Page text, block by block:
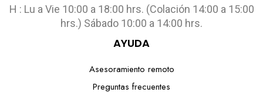
H : Lu a Vie 10:00 a 18:00 hrs. (Colación 14:00 a 15:00
hrs.) Sábado 10:00 a 14:00 hrs.
AYUDA
Asesoramiento remoto
Preguntas frecuentes